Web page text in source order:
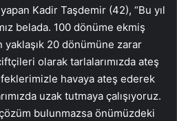
Kadir Taşdemir (42), “Bu yıl
belada. 100 dönüme ekmiş
yaklaşık 20 dönümüne zarar
olarak tarlalarımızda ateş
havaya ateş ederek
uzak tutmaya çalışıyoruz.
bulunmazsa önümüzdeki